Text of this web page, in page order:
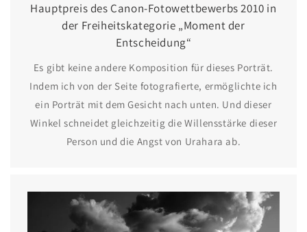
Hauptpreis des Canon-Fotowettbewerbs 2010 in
der Freiheitskategorie „Moment der
Entscheidung“
Es gibt keine andere Komposition für dieses Porträt.
Indem ich von der Seite fotografierte, ermöglichte ich
ein Porträt mit dem Gesicht nach unten. Und dieser
Winkel schneidet gleichzeitig die Willensstärke dieser
Person und die Angst von Urahara ab.